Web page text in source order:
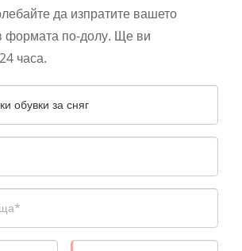
да изпратите вашето
формата по-долу. Ще ви
часа.